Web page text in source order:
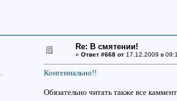
Re: В смятении!
« Ответ #668 от17.12.2009 в
Конгениально!!
Обязательно читать также все